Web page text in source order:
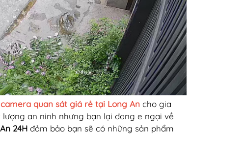
quan sát giá rẻ tại Long An cho gia
an ninh nhưng bạn lại đang e ngại về
24H đảm bảo bạn sẽ có những sản phẩm